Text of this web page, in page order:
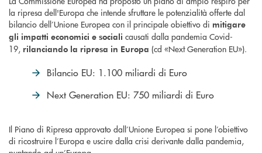
la ripresa dell'Europa che intende sfruttare le potenzialità offerte dal
bilancio dell’Unione Europea con il principale obiettivo di mitigare
gli impatti economici e sociali causati dalla pandemia Covid-
19, rilanciando la ripresa in Europa (cd «Next Generation EU»).
Bilancio EU: 1.100 miliardi di Euro
Next Generation EU: 750 miliardi di Euro
Il Piano di Ripresa approvato dall’Unione Europea si pone l’obiettivo
di ricostruire l’Europa e uscire dalla crisi derivante dalla pandemia,